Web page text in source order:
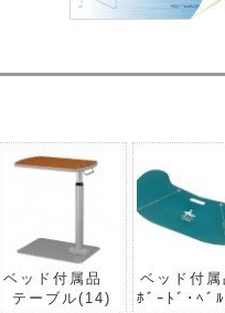
ベッド付属品
テーブル(14)
ベッド付
ﾎﾞｰﾄﾞ･ﾍﾞ